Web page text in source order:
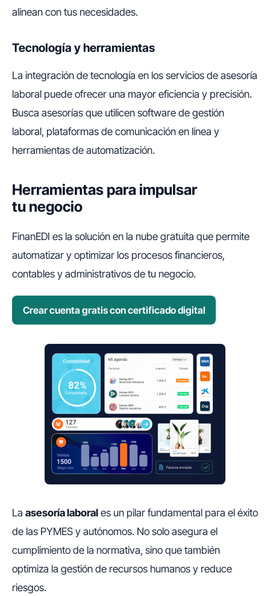
alinean con tus necesidades.
Tecnología y herramientas
La integración de tecnología en los servicios de asesoría
laboral puede ofrecer una mayor eficiencia y precisión.
Busca asesorías que utilicen software de gestión
laboral, plataformas de comunicación en línea y
herramientas de automatización.
Herramientas para impulsar
tu negocio
FinanEDI es la solución en la nube gratuita que permite
automatizar y optimizar los procesos financieros,
contables y administrativos de tu negocio.
Crear cuenta gratis con certificado digital
La asesoría laboral es un pilar fundamental para el éxito
de las PYMES y autónomos. No solo asegura el
cumplimiento de la normativa, sino que también
optimiza la gestión de recursos humanos y reduce
riesgos.